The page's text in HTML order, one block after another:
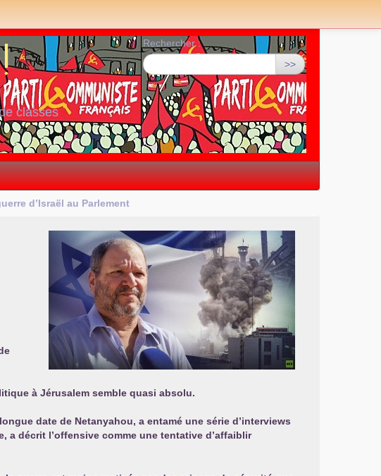
classes
Rechercher :
>>
d’Israël au Parlement
à Jérusalem semble quasi absolu.
date de Netanyahou, a entamé une série d’interviews
a décrit l’offensive comme une tentative d’affaiblir